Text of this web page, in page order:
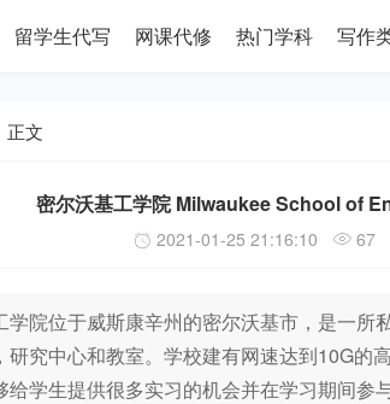
留学生代写 网课代修 热门学科 写作
正文
密尔沃基工学院 Milwaukee School of
2021-01-25 21:16:10 67
院位于威斯康辛州的密尔沃基市，是一所
究中心和教室。学校建有网速达到10G的
学生提供很多实习的机会并在学习期间参